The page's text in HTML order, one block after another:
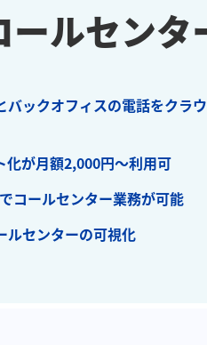
ールセンタ
バックオフィスの電話をクラ
化が月額2,000円～利用可
コールセンター業務が可能
ルセンターの可視化